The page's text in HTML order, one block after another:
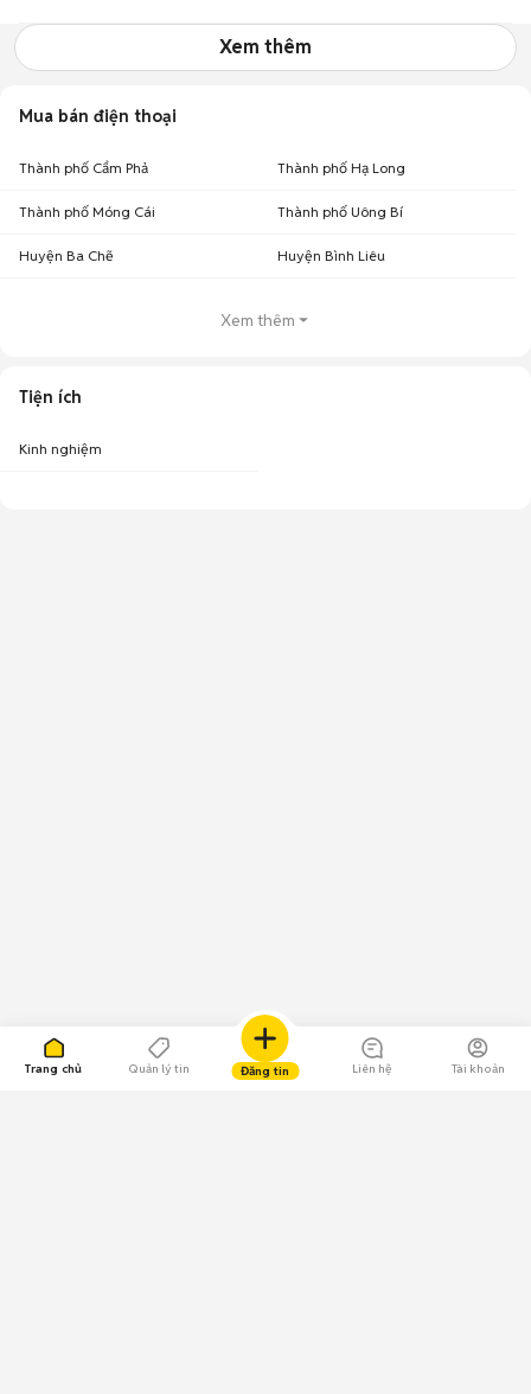
Trang chủ Quản lý tin Đăng tin Liên hệ Tài khoản
Xem thêm
Mua bán điện thoại
Thành phố Cẩm Phả Thành phố Hạ Long
Thành phố Móng Cái Thành phố Uông Bí
Huyện Ba Chẽ Huyện Bình Liêu
Xem thêm
Tiện ích
Kinh nghiệm